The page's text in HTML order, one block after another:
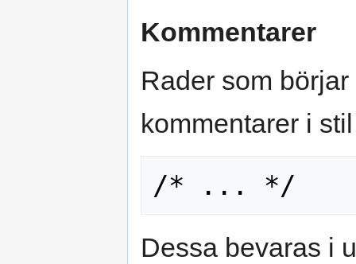
Kommentarer
Rader som
kommentarer i
Dessa bevaras i